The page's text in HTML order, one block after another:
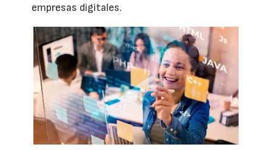
empresas digitales.